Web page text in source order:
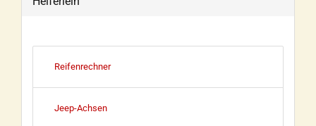
Reifenrechner
Jeep-Achsen